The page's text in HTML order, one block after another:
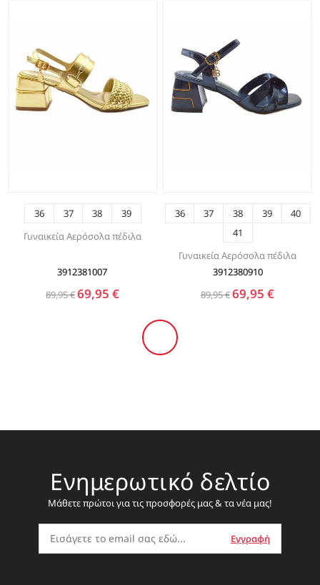
36 37 38
39
Γυναικεία Αερόσολα πέδιλα
3912381007
89,95 €69,95 €
36 37 38 39
40
41
Γυναικεία Αερόσολα πέδιλα
3912380910
89,95 €69,95 €
37
Γυναικεία Αερόσολα πέδιλα
40
41
Γυναικεία Αερόσολα πέδιλα